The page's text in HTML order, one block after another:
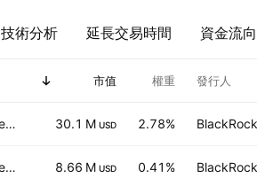
技術分析 延長交易時間 資金流向
市值 權重 發行人
iShares Cybersecurity & Tech ETF 30.1 M USD 2.78%
iShares Digital Security UCITS ETF 8.66 M USD 0.41%